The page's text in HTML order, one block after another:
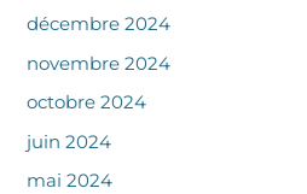
décembre 2024
novembre 2024
octobre 2024
juin 2024
mai 2024